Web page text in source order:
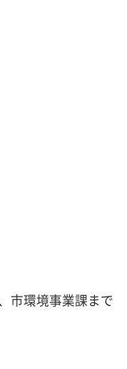
市環境事業課まで